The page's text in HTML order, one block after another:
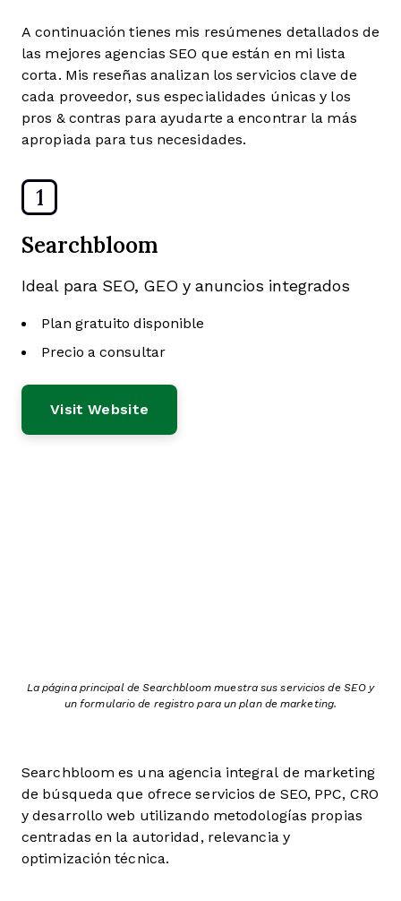
A continuación tienes mis resúmenes detallados de
las mejores agencias SEO que están en mi lista
corta. Mis reseñas analizan los servicios clave de
cada proveedor, sus especialidades únicas y los
pros & contras para ayudarte a encontrar la más
apropiada para tus necesidades.
1
Searchbloom
Ideal para SEO, GEO y anuncios integrados
Plan gratuito disponible
Precio a consultar
Visit Website
La página principal de Searchbloom muestra sus servicios de SEO y
un formulario de registro para un plan de marketing.
Searchbloom es una agencia integral de marketing
de búsqueda que ofrece servicios de SEO, PPC, CRO
y desarrollo web utilizando metodologías propias
centradas en la autoridad, relevancia y
optimización técnica.